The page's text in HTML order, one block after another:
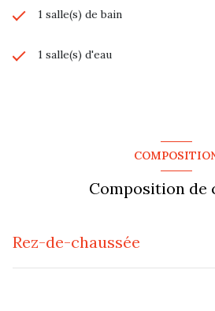
1 salle(s) de bain
1 salle(s) d'eau
Chauffage individuel : radiateur
Composition de
Rez-de-chaussée